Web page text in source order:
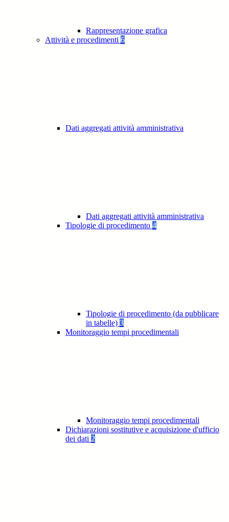
Rappresentazione grafica
Attività e procedimenti 6
Dati aggregati attività amministrativa
Dati aggregati attività amministrativa
Tipologie di procedimento 4
Tipologie di procedimento (da pubblicare
in tabelle) 3
Monitoraggio tempi procedimentali
Monitoraggio tempi procedimentali
Dichiarazioni sostitutive e acquisizione d'ufficio
dei dati 2